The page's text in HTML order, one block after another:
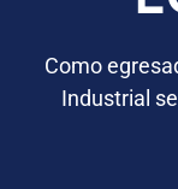
Como
Industrial